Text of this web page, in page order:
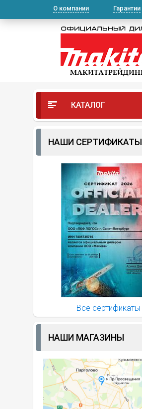
О компании Гарантии
КАТАЛОГ
НАШИ СЕРТИФИКАТЫ
Все сертификаты
НАШИ МАГАЗИНЫ